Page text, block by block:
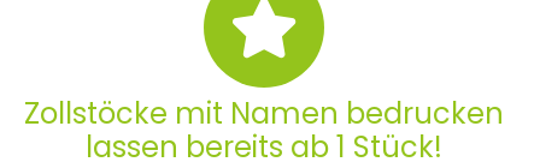
Zollstöcke mit Namen bedrucken
lassen bereits ab 1 Stück!